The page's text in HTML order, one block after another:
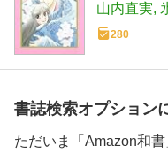
山内直実
280
書誌検索オプション
ただいま「Amazon和